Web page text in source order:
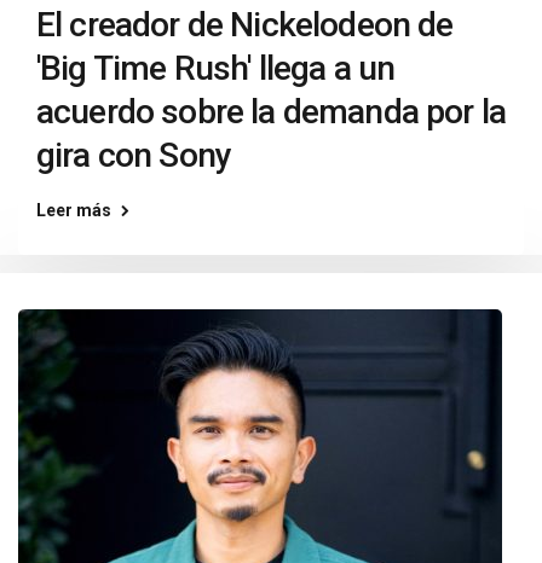
El creador de Nickelodeon de
'Big Time Rush' llega a un
acuerdo sobre la demanda por la
gira con Sony
Leer más